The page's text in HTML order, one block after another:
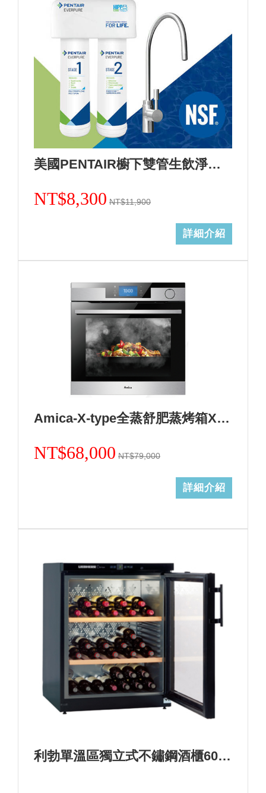
美國PENTAIR櫥下雙管生飲淨水設備活性炭加強除鉛F2200(0.5微米)+基本安裝
NT$8,300 NT$11,900
詳細介紹
Amica-X-type全蒸舒肥蒸烤箱XTVS-1800IX TW
NT$68,000 NT$79,000
詳細介紹
利勃單溫區獨立式不鏽鋼酒櫃60瓶>型號：WKb 1712+基本安裝